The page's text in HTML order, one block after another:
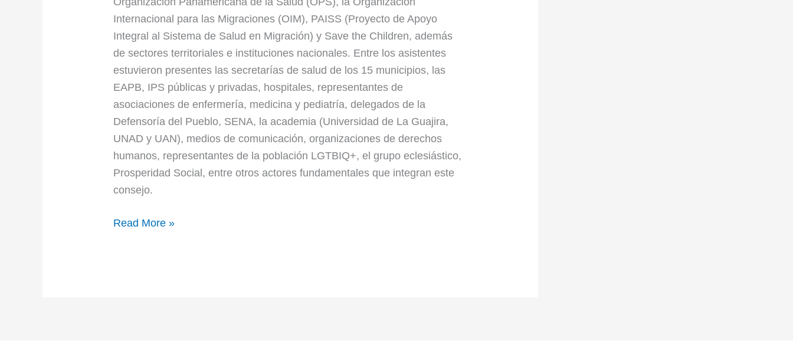
Internacional para las Migraciones (OIM), PAISS (Proyecto de Apoyo
Integral al Sistema de Salud en Migración) y Save the Children, además
de sectores territoriales e instituciones nacionales. Entre los asistentes
estuvieron presentes las secretarías de salud de los 15 municipios, las
EAPB, IPS públicas y privadas, hospitales, representantes de
asociaciones de enfermería, medicina y pediatría, delegados de la
Defensoría del Pueblo, SENA, la academia (Universidad de La Guajira,
UNAD y UAN), medios de comunicación, organizaciones de derechos
humanos, representantes de la población LGTBIQ+, el grupo eclesiástico,
Prosperidad Social, entre otros actores fundamentales que integran este
consejo.
Read More »